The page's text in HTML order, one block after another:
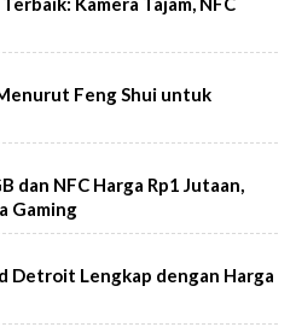
Feng Shui untuk
dan NFC Harga Rp1 Jutaan,
Gaming
Detroit Lengkap dengan Harga